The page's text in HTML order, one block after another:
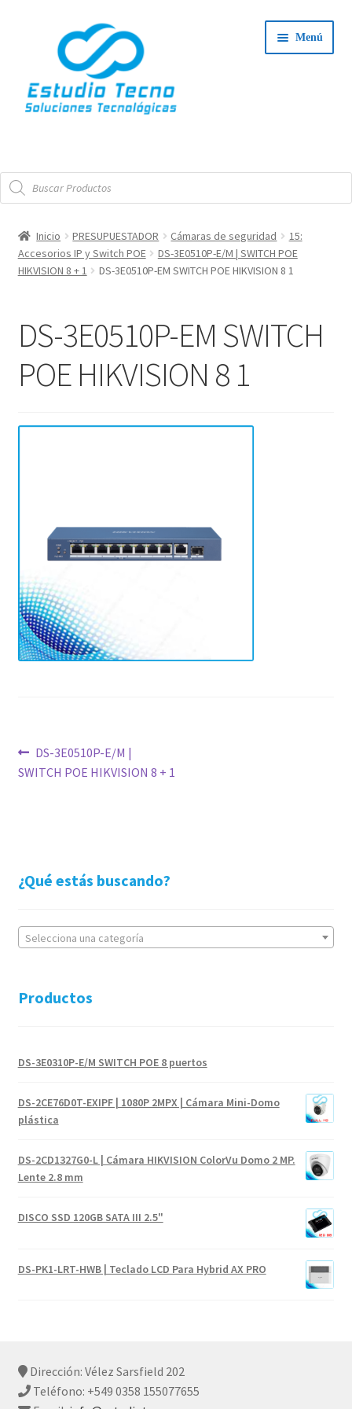
navegación
contenido
Menú
Tienda
Servicio Técnico
hijo
Búsqueda
de
productos
Inicio PRESUPUESTADOR Cámaras de seguridad
15:
Accesorios IP y Switch POE
DS-3E0510P-E/M | SWITCH POE
HIKVISION 8 + 1
DS-3E0510P-EM SWITCH POE HIKVISION 8 1
DS-3E0510P-EM SWITCH
POE HIKVISION 8 1
Navegación
de
Anterior:
DS-3E0510P-E/M |
SWITCH POE HIKVISION 8 + 1
¿Qué estás buscando?
Selecciona una categoría
Productos
DS-3E0310P-E/M SWITCH POE 8 puertos
DS-2CE76D0T-EXIPF | 1080P 2MPX | Cámara Mini-Domo
plástica
DS-2CD1327G0-L | Cámara HIKVISION ColorVu Domo 2 MP.
Lente 2.8 mm
DISCO SSD 120GB SATA III 2.5"
DS-PK1-LRT-HWB | Teclado LCD Para Hybrid AX PRO
Dirección: Vélez Sarsfield 202
Teléfono: +549 0358 155077655